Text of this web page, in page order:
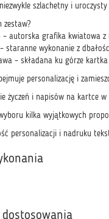
szlachetny i
zestaw?
– autorska grafika kwiatowa z
staranne wykonanie z
– składana ku górze
personalizację i
życzeń i napisów na kartce
kilka wyjątkowych
personalizacji i nadruku